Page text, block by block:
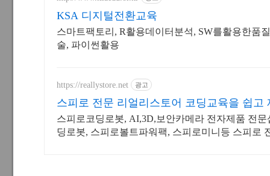
KSA 디지털전환교육
스마트팩토리, R활용데이터분석, SW를활용한품
술, 파이썬활용
https://reallystore.net 광고
스피로 전문 리얼리스토어 코딩교육을 쉽고
스피로코딩로봇, AI,3D,보안카메라 전자제품 전
딩로봇, 스피로볼트파워팩, 스피로미니등 스피로